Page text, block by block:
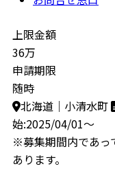
上限金額
36万
申請期限
随時
北海道｜小清水町
始:2025/04/01～
※募集期間内であっ
あります。